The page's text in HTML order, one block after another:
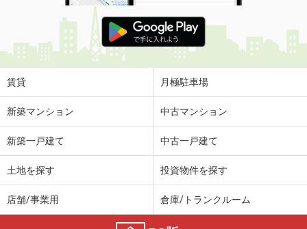
賃貸 月極駐車場
新築マンション 中古マンション
新築一戸建て 中古一戸建て
土地を探す 投資物件を探す
店舗/事業用 倉庫/トランクルーム